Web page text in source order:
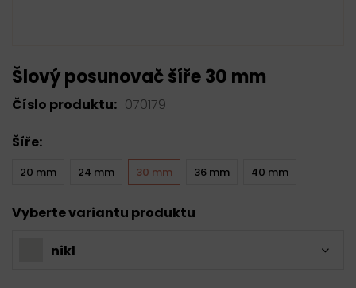
Šlový posunovač šíře 30 mm
Číslo produktu: 070179
Šíře:
20 mm 24 mm 30 mm 36 mm 40 mm
Vyberte variantu produktu
nikl